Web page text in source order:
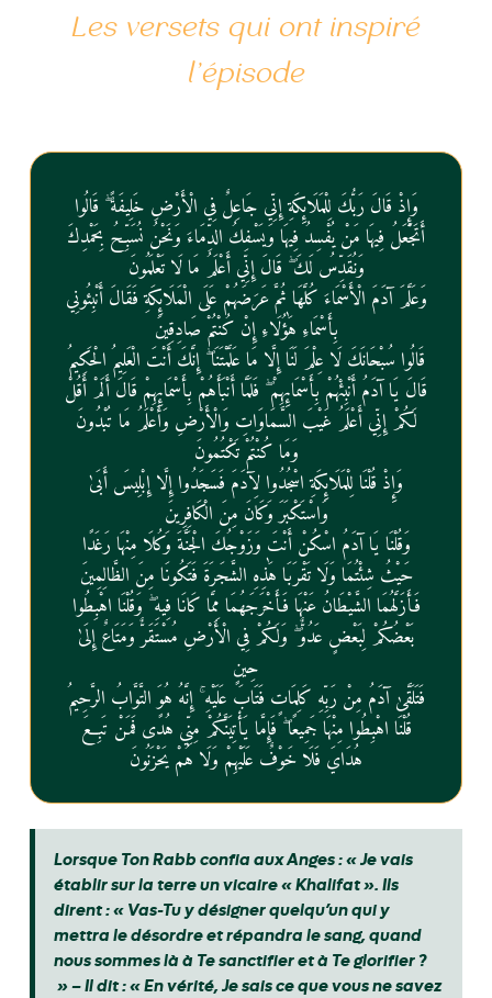
Les versets qui ont inspiré
l’épisode
وَإِذْ قَالَ رَبُّكَ لِلْمَلَائِكَةِ إِنِّي جَاعِلٌ فِي الْأَرْضِ خَلِيفَةً ۖ قَالُوا
أَتَجْعَلُ فِيهَا مَنْ يُفْسِدُ فِيهَا وَيَسْفِكُ الدِّمَاءَ وَنَحْنُ نُسَبِّحُ بِحَمْدِكَ
وَنُقَدِّسُ لَكَ ۖ قَالَ إِنِّي أَعْلَمُ مَا لَا تَعْلَمُونَ
وَعَلَّمَ آدَمَ الْأَسْمَاءَ كُلَّهَا ثُمَّ عَرَضَهُمْ عَلَى الْمَلَائِكَةِ فَقَالَ أَنْبِئُونِي
بِأَسْمَاءِ هَٰؤُلَاءِ إِنْ كُنْتُمْ صَادِقِينَ
قَالُوا سُبْحَانَكَ لَا عِلْمَ لَنَا إِلَّا مَا عَلَّمْتَنَا ۖ إِنَّكَ أَنْتَ الْعَلِيمُ الْحَكِيمُ
قَالَ يَا آدَمُ أَنْبِئْهُمْ بِأَسْمَائِهِمْ ۖ فَلَمَّا أَنْبَأَهُمْ بِأَسْمَائِهِمْ قَالَ أَلَمْ أَقُلْ
لَكُمْ إِنِّي أَعْلَمُ غَيْبَ السَّمَاوَاتِ وَالْأَرْضِ وَأَعْلَمُ مَا تُبْدُونَ
وَمَا كُنْتُمْ تَكْتُمُونَ
وَإِذْ قُلْنَا لِلْمَلَائِكَةِ اسْجُدُوا لِآدَمَ فَسَجَدُوا إِلَّا إِبْلِيسَ أَبَىٰ
وَاسْتَكْبَرَ وَكَانَ مِنَ الْكَافِرِينَ
وَقُلْنَا يَا آدَمُ اسْكُنْ أَنْتَ وَزَوْجُكَ الْجَنَّةَ وَكُلَا مِنْهَا رَغَدًا
حَيْثُ شِئْتُمَا وَلَا تَقْرَبَا هَٰذِهِ الشَّجَرَةَ فَتَكُونَا مِنَ الظَّالِمِينَ
فَأَزَلَّهُمَا الشَّيْطَانُ عَنْهَا فَأَخْرَجَهُمَا مِمَّا كَانَا فِيهِ ۖ وَقُلْنَا اهْبِطُوا
بَعْضُكُمْ لِبَعْضٍ عَدُوٌّ ۖ وَلَكُمْ فِي الْأَرْضِ مُسْتَقَرٌّ وَمَتَاعٌ إِلَىٰ
حِينٍ
فَتَلَقَّىٰ آدَمُ مِنْ رَبِّهِ كَلِمَاتٍ فَتَابَ عَلَيْهِ ۚ إِنَّهُ هُوَ التَّوَّابُ الرَّحِيمُ
قُلْنَا اهْبِطُوا مِنْهَا جَمِيعًا ۖ فَإِمَّا يَأْتِيَنَّكُمْ مِنِّي هُدًى فَمَنْ تَبِعَ
هُدَايَ فَلَا خَوْفٌ عَلَيْهِمْ وَلَا هُمْ يَحْزَنُونَ
Lorsque Ton Rabb confia aux Anges : « Je vais
établir sur la terre un vicaire « Khalifat ». Ils
dirent : « Vas-Tu y désigner quelqu’un qui y
mettra le désordre et répandra le sang, quand
nous sommes là à Te sanctifier et à Te glorifier ?
» – Il dit : « En vérité, Je sais ce que vous ne savez